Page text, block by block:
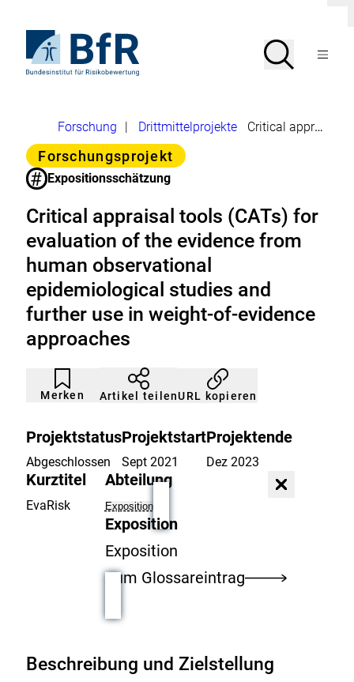
Seiteninhalt
springenStartseite
von
Risikobewertung
Suche
SucheMenü
Brotkrumennavigation
Forschung Drittmittelprojekte
Critical appraisal tools (CATs) for evaluation of the evidence from human observational epidemiological studies and further use in weight-of-evidence approaches
Kategorie
Forschungsprojekt
# Expositionsschätzung
Critical appraisal tools (CATs) for
evaluation of the evidence from
human observational
epidemiological studies and
further use in weight-of-evidence
approaches
Merken
Artikel
nicht
gemerkt
Durch
Klicken
der
Artikel teilenURL kopieren
Projektstatus
Abgeschlossen
Projektstart
Sept 2021
Projektende
Dez 2023
Kurztitel
EvaRisk
Abteilung
Exposition
Dialog
Exposition
Exposition
Zum Glossareintrag
Beschreibung und Zielstellung